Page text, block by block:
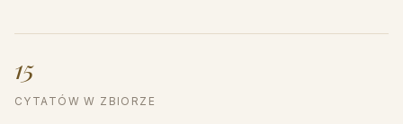
15
CYTATÓW W ZBIORZE